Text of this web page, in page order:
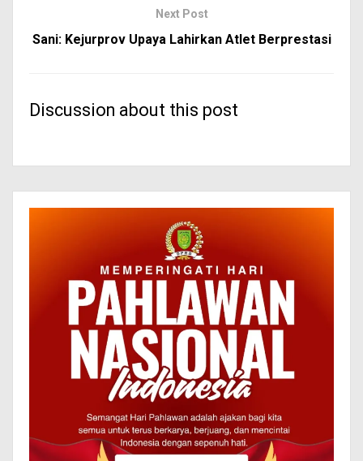
Next Post
Sani: Kejurprov Upaya Lahirkan Atlet Berprestasi
Discussion about this post